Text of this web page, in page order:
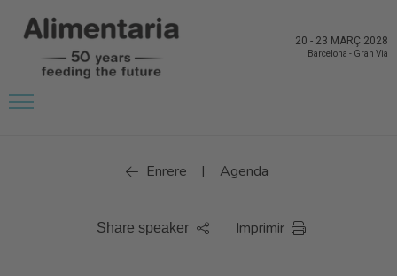
20 - 23 MARÇ 2028
Barcelona - Gran Via
Enrere | Agenda
Share speaker Imprimir